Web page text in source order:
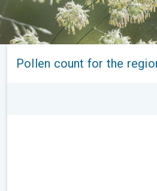
Pollen count for the